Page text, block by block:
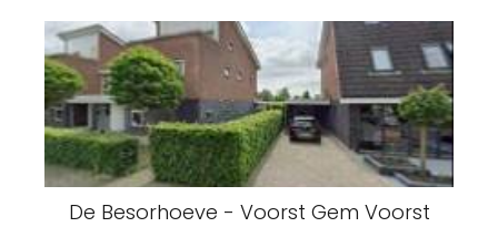
De Besorhoeve - Voorst Gem Voorst